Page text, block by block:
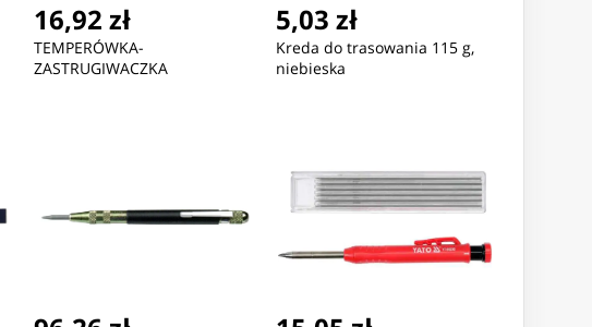
16,92 zł
TEMPERÓWKA-
ZASTRUGIWACZKA
5,03 zł
Kreda do trasowania 115 g,
niebieska